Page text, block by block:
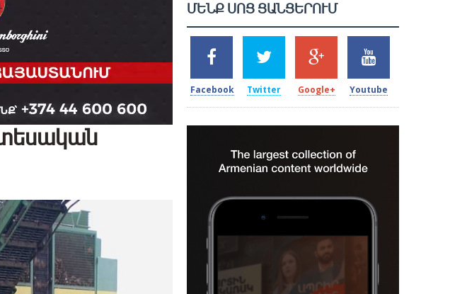
ՄԵՆՔ ՍՈՑ ՑԱՆՑԵՐՈՒՄ
2k
SHARES
Facebook
1.5k
TWEETS
Twitter
203
SHARES
Google+
620
SHARES
Youtube